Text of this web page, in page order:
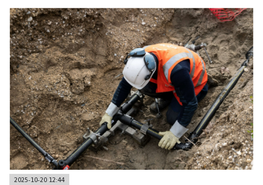
2025-10-20 12:44